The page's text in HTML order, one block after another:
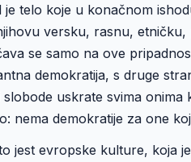
telo koje u konačnom
versku, rasnu,
se samo na ove
demokratija, s druge
uskrate svima onima
nema demokratije za one
jest evropske kulture, koja